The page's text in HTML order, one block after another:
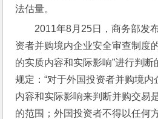
法估量。
2011年8月25日，商务部发
资者并购境内企业安全审查制度
的实质内容和实际影响”进行判
规定：“对于外国投资者并购境
内容和实际影响来判断并购交易
的范围；外国投资者不得以任何